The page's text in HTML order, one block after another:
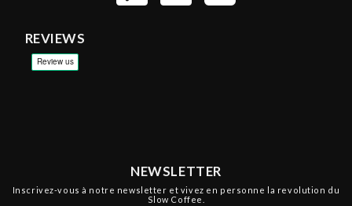
REVIEWS
NEWSLETTER
Inscrivez-vous à notre newsletter et vivez en personne la revolution du
Slow Coffee.